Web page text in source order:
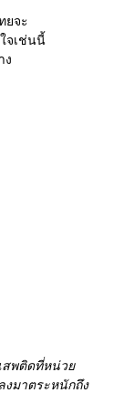
ยจะ
จเช่นนี้
ง
สพติดที่หน่วย
งมาตระหนักถึง